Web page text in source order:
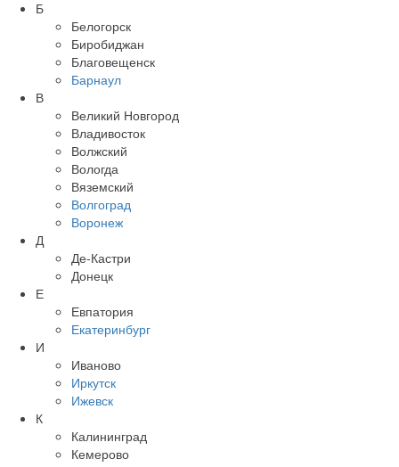
Б
Белогорск
Биробиджан
Благовещенск
Барнаул
В
Великий Новгород
Владивосток
Волжский
Вологда
Вяземский
Волгоград
Воронеж
Д
Де-Кастри
Донецк
Е
Евпатория
Екатеринбург
И
Иваново
Иркутск
Ижевск
К
Калининград
Кемерово